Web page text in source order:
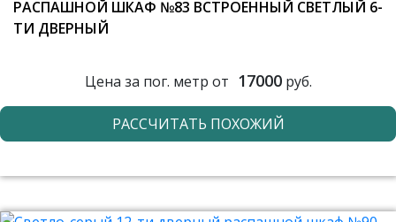
РАСПАШНОЙ ШКАФ №83 ВСТРОЕННЫЙ СВЕТЛЫЙ 6-
ТИ ДВЕРНЫЙ
Цена за пог. метр от 17000руб.
РАССЧИТАТЬ ПОХОЖИЙ